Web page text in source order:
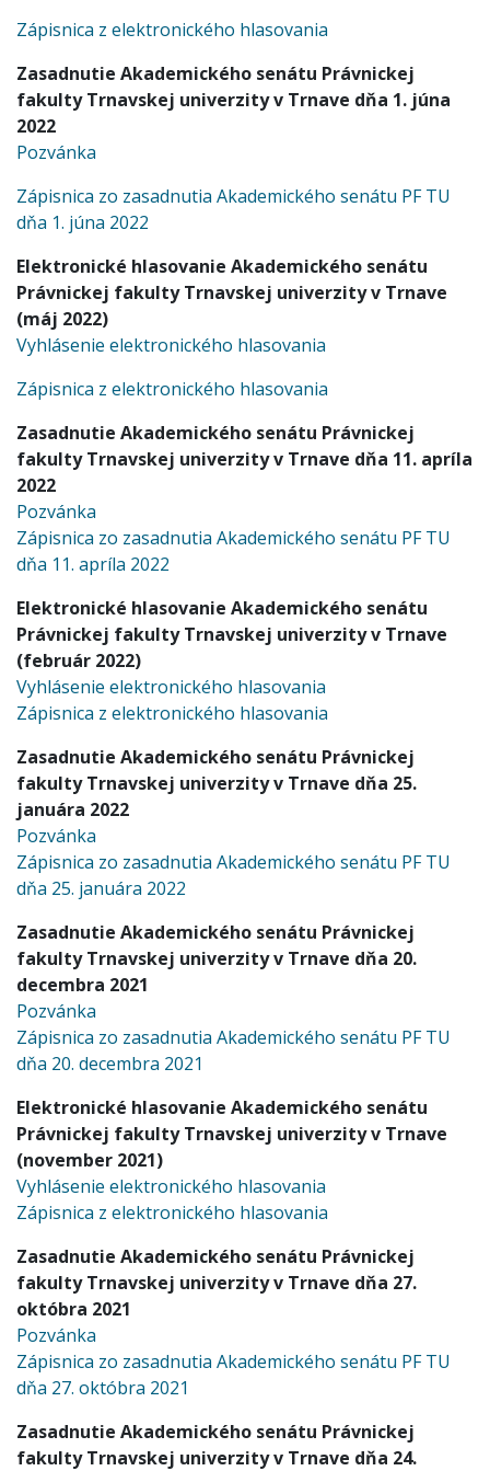
Zápisnica z elektronického hlasovania
Zasadnutie Akademického senátu Právnickej
fakulty Trnavskej univerzity v Trnave dňa 1. júna
2022
Pozvánka
Zápisnica zo zasadnutia Akademického senátu PF TU
dňa 1. júna 2022
Elektronické hlasovanie Akademického senátu
Právnickej fakulty Trnavskej univerzity v Trnave
(máj 2022)
Vyhlásenie elektronického hlasovania
Zápisnica z elektronického hlasovania
Zasadnutie Akademického senátu Právnickej
fakulty Trnavskej univerzity v Trnave dňa 11. apríla
2022
Pozvánka
Zápisnica zo zasadnutia Akademického senátu PF TU
dňa 11. apríla 2022
Elektronické hlasovanie Akademického senátu
Právnickej fakulty Trnavskej univerzity v Trnave
(február 2022)
Vyhlásenie elektronického hlasovania
Zápisnica z elektronického hlasovania
Zasadnutie Akademického senátu Právnickej
fakulty Trnavskej univerzity v Trnave dňa 25.
januára 2022
Pozvánka
Zápisnica zo zasadnutia Akademického senátu PF TU
dňa 25. januára 2022
Zasadnutie Akademického senátu Právnickej
fakulty Trnavskej univerzity v Trnave dňa 20.
decembra 2021
Pozvánka
Zápisnica zo zasadnutia Akademického senátu PF TU
dňa 20. decembra 2021
Elektronické hlasovanie Akademického senátu
Právnickej fakulty Trnavskej univerzity v Trnave
(november 2021)
Vyhlásenie elektronického hlasovania
Zápisnica z elektronického hlasovania
Zasadnutie Akademického senátu Právnickej
fakulty Trnavskej univerzity v Trnave dňa 27.
októbra 2021
Pozvánka
Zápisnica zo zasadnutia Akademického senátu PF TU
dňa 27. októbra 2021
Zasadnutie Akademického senátu Právnickej
fakulty Trnavskej univerzity v Trnave dňa 24.